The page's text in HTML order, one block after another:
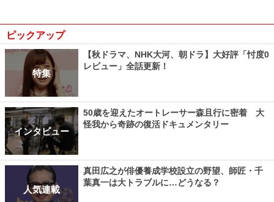
ピックアップ
特集
【秋ドラマ、NHK大河、朝ドラ】大好評「忖度0
レビュー」全話更新！
インタビュー
50歳を迎えたオートレーサー森且行に密着 大
怪我から奇跡の復活ドキュメンタリー
人気連載
真田広之が俳優養成学校設立の野望、師匠・千
葉真一は大トラブルに…どうなる？